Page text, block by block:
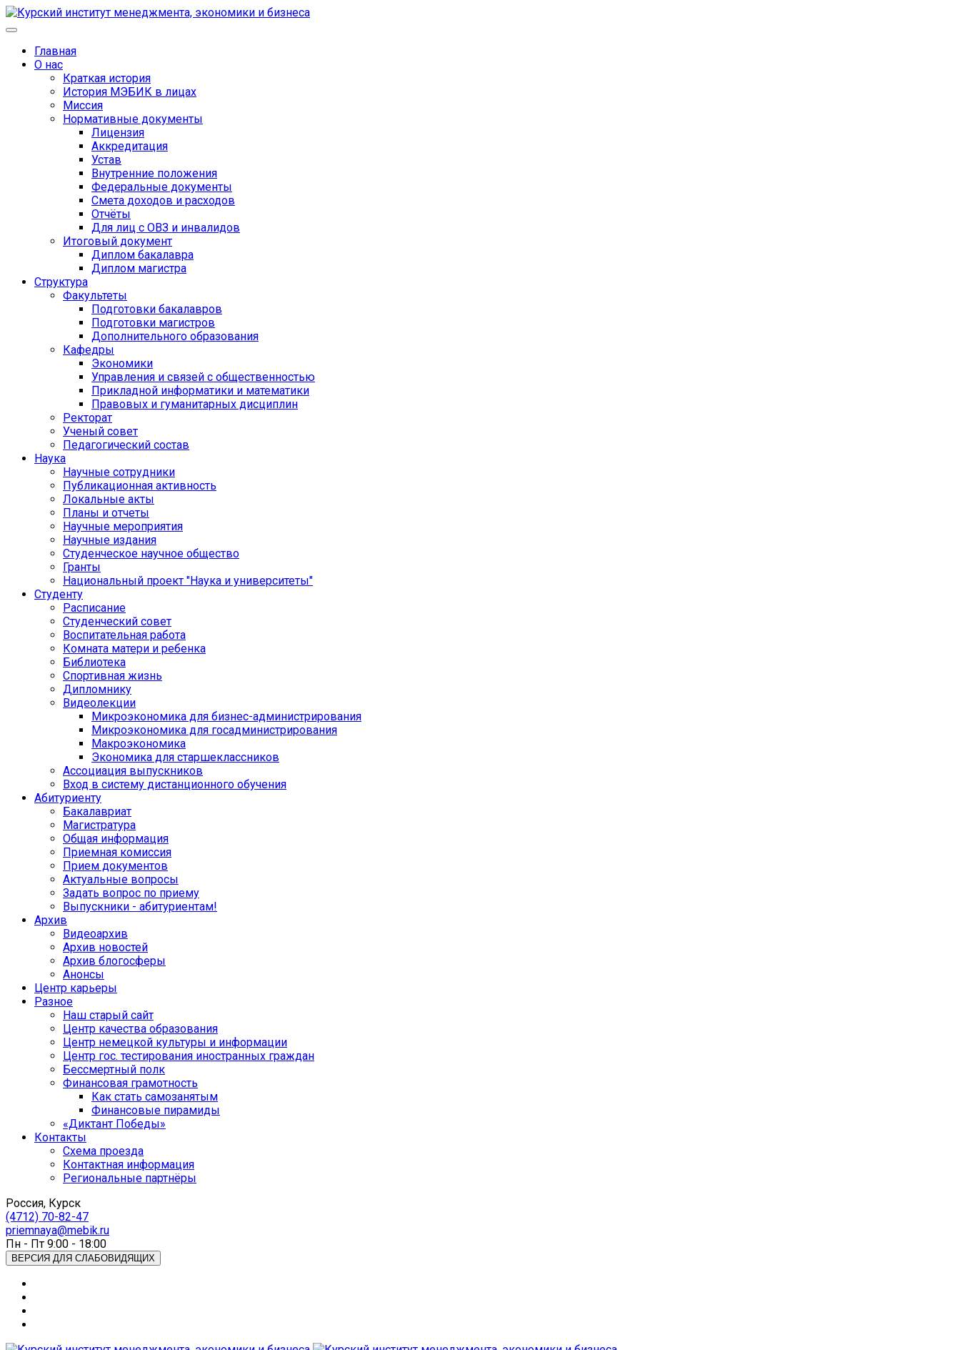
Главная
О нас
Краткая история
История МЭБИК в лицах
Миссия
Нормативные документы
Лицензия
Аккредитация
Устав
Внутренние положения
Федеральные документы
Смета доходов и расходов
Отчёты
Для лиц с ОВЗ и инвалидов
Итоговый документ
Диплом бакалавра
Диплом магистра
Структура
Факультеты
Подготовки бакалавров
Подготовки магистров
Дополнительного образования
Кафедры
Экономики
Управления и связей с общественностью
Прикладной информатики и математики
Правовых и гуманитарных дисциплин
Ректорат
Ученый совет
Педагогический состав
Наука
Научные сотрудники
Публикационная активность
Локальные акты
Планы и отчеты
Научные мероприятия
Научные издания
Студенческое научное общество
Гранты
Национальный проект "Наука и университеты"
Студенту
Расписание
Студенческий совет
Воспитательная работа
Комната матери и ребенка
Библиотека
Спортивная жизнь
Дипломнику
Видеолекции
Микроэкономика для бизнес-администрирования
Микроэкономика для госадминистрирования
Макроэкономика
Экономика для старшеклассников
Ассоциация выпускников
Вход в систему дистанционного обучения
Абитуриенту
Бакалавриат
Магистратура
Общая информация
Приемная комиссия
Прием документов
Актуальные вопросы
Задать вопрос по приему
Выпускники - абитуриентам!
Архив
Видеоархив
Архив новостей
Архив блогосферы
Анонсы
Центр карьеры
Разное
Наш старый сайт
Центр качества образования
Центр немецкой культуры и информации
Центр гос. тестирования иностранных граждан
Бессмертный полк
Финансовая грамотность
Как стать самозанятым
Финансовые пирамиды
«Диктант Победы»
Контакты
Схема проезда
Контактная информация
Региональные партнёры
Россия, Курск
(4712) 70-82-47
priemnaya@mebik.ru
Пн - Пт 9:00 - 18:00
ВЕРСИЯ ДЛЯ СЛАБОВИДЯЩИХ